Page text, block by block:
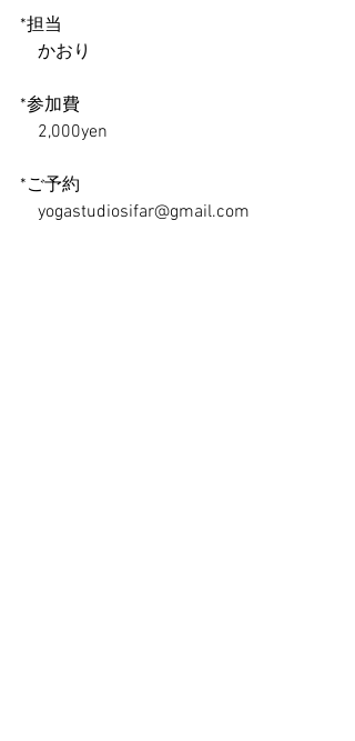
*担当
かおり
*参加費
2,000yen
*ご予約
yogastudiosifar@gmail.com